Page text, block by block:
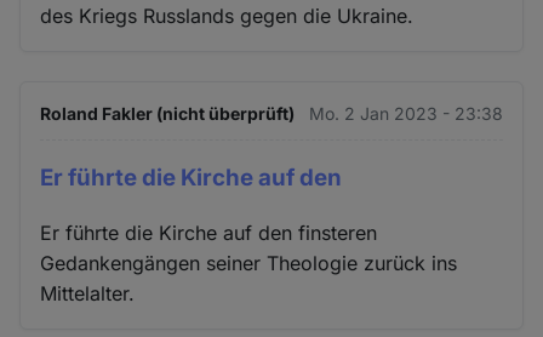
des Kriegs Russlands gegen die Ukraine.
Roland Fakler (nicht überprüft) Mo. 2 Jan 2023 - 23:38
Er führte die Kirche auf den
Er führte die Kirche auf den finsteren
Gedankengängen seiner Theologie zurück ins
Mittelalter.